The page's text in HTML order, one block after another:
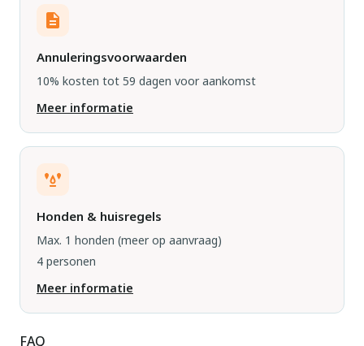
Annuleringsvoorwaarden
10% kosten tot 59 dagen voor aankomst
Meer informatie
Honden & huisregels
Max. 1 honden (meer op aanvraag)
4 personen
Meer informatie
FAQ